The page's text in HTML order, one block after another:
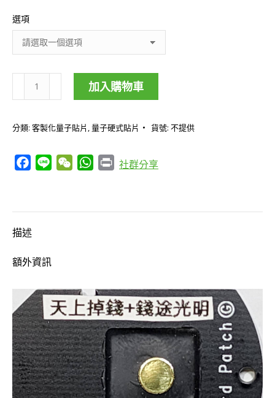
選項
客
化
上
途
明」
「提
高
運
勢」
「什
麼
都
加入購物車
分類: 客製化量子貼片 量子硬式貼片 貨號: 不提供
Facebook
Line WeChatWhatsApp
Print
社群分享
描述
額外資訊